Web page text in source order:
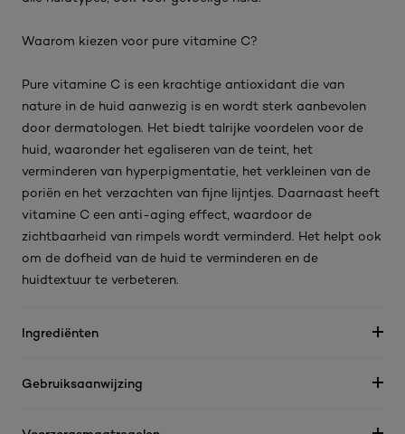
Waarom kiezen voor pure vitamine C?
Pure vitamine C is een krachtige antioxidant die van
nature in de huid aanwezig is en wordt sterk aanbevolen
door dermatologen. Het biedt talrijke voordelen voor de
huid, waaronder het egaliseren van de teint, het
verminderen van hyperpigmentatie, het verkleinen van de
poriën en het verzachten van fijne lijntjes. Daarnaast heeft
vitamine C een anti-aging effect, waardoor de
zichtbaarheid van rimpels wordt verminderd. Het helpt ook
om de dofheid van de huid te verminderen en de
huidtextuur te verbeteren.
Ingrediënten
Gebruiksaanwijzing